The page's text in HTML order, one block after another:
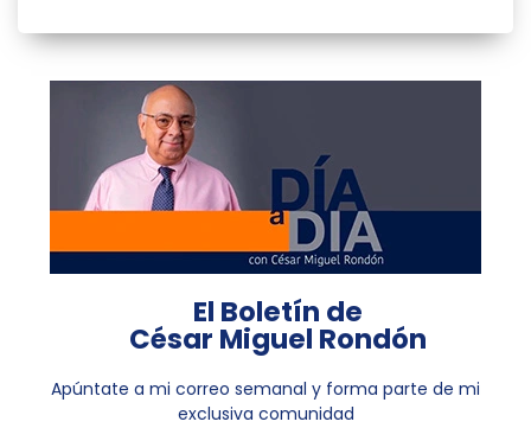
El Boletín de
César Miguel Rondón
Apúntate a mi correo semanal y forma parte de mi
exclusiva comunidad